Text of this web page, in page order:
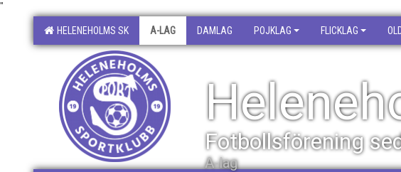
"
HELENEHOLMS SK A-LAG DAMLAG POJKLAG FLICKLAG
Fotbollsförening
A-lag